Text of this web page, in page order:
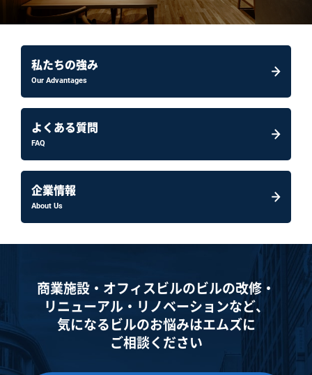
私たちの強み
Our Advantages
よくある質問
FAQ
企業情報
About Us
商業施設・オフィスビルのビルの改修・
リニューアル・ リノベーションなど、
気になるビルのお悩みはエムズに
ご相談ください